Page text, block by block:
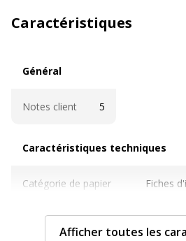
Caractéristiques
Général
Notes client 5
Caractéristiques techniques
Catégorie de papier Fiches
Couleur(s) du papier Blanc
Afficher toutes les